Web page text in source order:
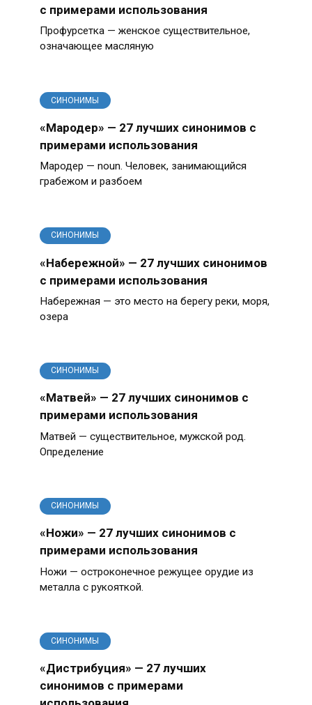
с примерами использования
Профурсетка — женское существительное,
означающее масляную
СИНОНИМЫ
«Мародер» — 27 лучших синонимов с
примерами использования
Мародер — noun. Человек, занимающийся
грабежом и разбоем
СИНОНИМЫ
«Набережной» — 27 лучших синонимов
с примерами использования
Набережная — это место на берегу реки, моря,
озера
СИНОНИМЫ
«Матвей» — 27 лучших синонимов с
примерами использования
Матвей — существительное, мужской род.
Определение
СИНОНИМЫ
«Ножи» — 27 лучших синонимов с
примерами использования
Ножи — остроконечное режущее орудие из
металла с рукояткой.
СИНОНИМЫ
«Дистрибуция» — 27 лучших
синонимов с примерами